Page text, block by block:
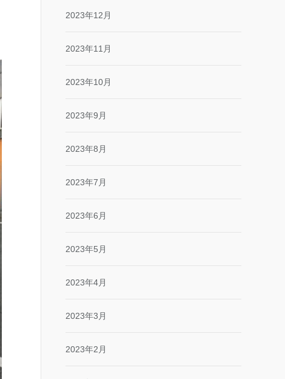
2023年12月
2023年11月
2023年10月
2023年9月
2023年8月
2023年7月
2023年6月
2023年5月
2023年4月
2023年3月
2023年2月